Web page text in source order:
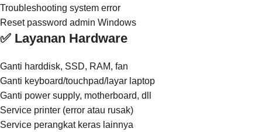
Troubleshooting system error
Reset password admin Windows
✅ Layanan Hardware
Ganti harddisk, SSD, RAM, fan
Ganti keyboard/touchpad/layar laptop
Ganti power supply, motherboard, dll
Service printer (error atau rusak)
Service perangkat keras lainnya